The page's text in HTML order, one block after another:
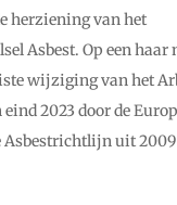
herziening van het
Asbest. Op een haar
wijziging van het
2023 door de
Asbestrichtlijn uit